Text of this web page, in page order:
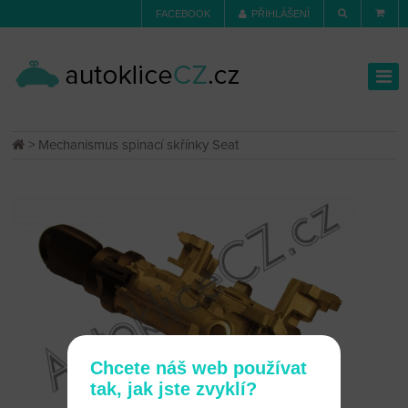
FACEBOOK PŘIHLÁŠENÍ
> Mechanismus spinací skřínky Seat
Chcete náš web používat
tak, jak jste zvyklí?